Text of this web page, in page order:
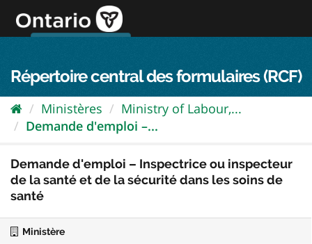
directement
au
Répertoire central des formulaires (RCF)
Ministères
Ministry of Labour,...
Demande d'emploi –...
Demande d'emploi – Inspectrice ou inspecteur
de la santé et de la sécurité dans les soins de
santé
Ministère